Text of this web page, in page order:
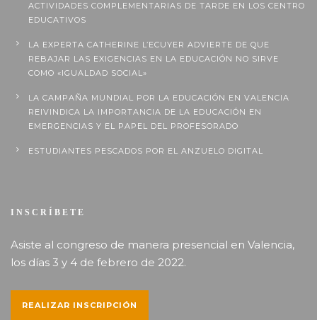
ACTIVIDADES COMPLEMENTARIAS DE TARDE EN LOS CENTRO
EDUCATIVOS
LA EXPERTA CATHERINE L’ECUYER ADVIERTE DE QUE
REBAJAR LAS EXIGENCIAS EN LA EDUCACIÓN NO SIRVE
COMO «IGUALDAD SOCIAL»
LA CAMPAÑA MUNDIAL POR LA EDUCACIÓN EN VALENCIA
REIVINDICA LA IMPORTANCIA DE LA EDUCACIÓN EN
EMERGENCIAS Y EL PAPEL DEL PROFESORADO
ESTUDIANTES PESCADOS POR EL ANZUELO DIGITAL
INSCRÍBETE
Asiste al congreso de manera presencial en Valencia,
los días 3 y 4 de febrero de 2022.
REALIZAR INSCRIPCIÓN